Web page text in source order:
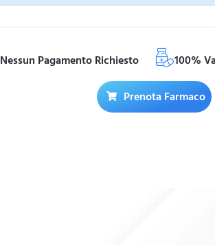
Nessun Pagamento Richiesto 100%
Prenota Farmaco